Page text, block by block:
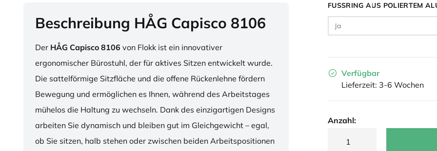
Beschreibung HÅG Capisco 8106
Der HÅG Capisco 8106 von Flokk ist ein innovativer
ergonomischer Bürostuhl, der für aktives Sitzen entwickelt wurde.
Die sattelförmige Sitzfläche und die offene Rückenlehne fördern
Bewegung und ermöglichen es Ihnen, während des Arbeitstages
mühelos die Haltung zu wechseln. Dank des einzigartigen Designs
arbeiten Sie dynamisch und bleiben gut im Gleichgewicht – egal,
ob Sie sitzen, halb stehen oder zwischen beiden Arbeitspositionen
FUSSRING AUS POLIERTEM
Verfügbar
Lieferzeit: 3-6 Wochen
Anzahl: